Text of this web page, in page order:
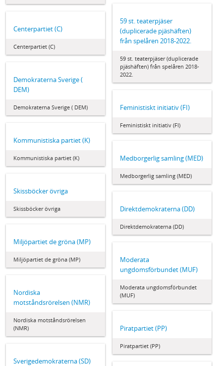
59 st. teaterpjäser
(duplicerade pjäshäften)
från spelåren 2018-2022.
59 st. teaterpjäser (duplicerade
pjäshäften) från spelåren 2018-
2022.
Centerpartiet (C)
Centerpartiet (C)
Demokraterna Sverige (
DEM)
Demokraterna Sverige ( DEM) Feministiskt initiativ (FI)
Feministiskt initiativ (FI)
Kommunistiska partiet (K)
Kommunistiska partiet (K) Medborgerlig samling (MED)
Medborgerlig samling (MED)
Skissböcker övriga
Skissböcker övriga Direktdemokraterna (DD)
Direktdemokraterna (DD)
Miljöpartiet de gröna (MP)
Miljöpartiet de gröna (MP)
Moderata
ungdomsförbundet (MUF)
Moderata ungdomsförbundet
(MUF)
Nordiska
motståndsrörelsen (NMR)
Nordiska motståndsrörelsen
(NMR)
Piratpartiet (PP)
Piratpartiet (PP)
Sverigedemokraterna (SD)